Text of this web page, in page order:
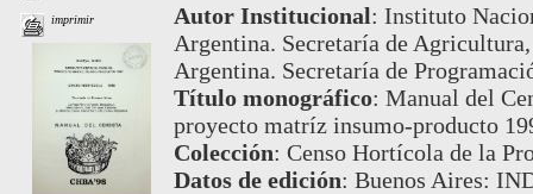
imprimir Autor Institucional: Instituto
Argentina. Secretaría de
Argentina. Secretaría de
Título monográfico: Manual del
proyecto matríz insumo-producto
Colección: Censo Hortícola de la
Datos de edición: Buenos Aires: